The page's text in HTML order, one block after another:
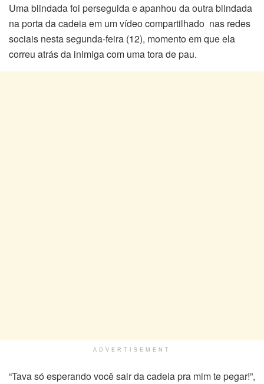
Uma blindada foi perseguida e apanhou da outra blindada
na porta da cadeia em um vídeo compartilhado nas redes
sociais nesta segunda-feira (12), momento em que ela
correu atrás da inimiga com uma tora de pau.
ADVERTISEMENT
“Tava só esperando você sair da cadeia pra mim te pegar!”,